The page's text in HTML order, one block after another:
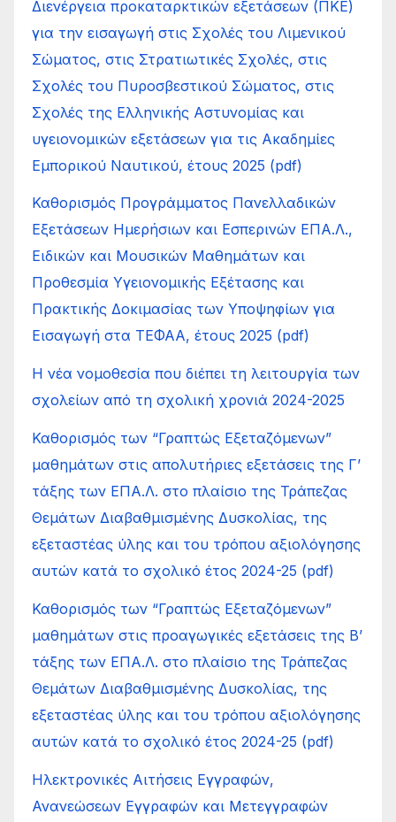
Διενέργεια προκαταρκτικών εξετάσεων (ΠΚΕ)
για την εισαγωγή στις Σχολές του Λιμενικού
Σώματος, στις Στρατιωτικές Σχολές, στις
Σχολές του Πυροσβεστικού Σώματος, στις
Σχολές της Ελληνικής Αστυνομίας και
υγειονομικών εξετάσεων για τις Ακαδημίες
Εμπορικού Ναυτικού, έτους 2025 (pdf)
Καθορισμός Προγράμματος Πανελλαδικών
Εξετάσεων Ημερήσιων και Εσπερινών ΕΠΑ.Λ.,
Ειδικών και Μουσικών Μαθημάτων και
Προθεσμία Υγειονομικής Εξέτασης και
Πρακτικής Δοκιμασίας των Υποψηφίων για
Εισαγωγή στα ΤΕΦΑΑ, έτους 2025 (pdf)
Η νέα νομοθεσία που διέπει τη λειτουργία των
σχολείων από τη σχολική χρονιά 2024-2025
Καθορισμός των “Γραπτώς Εξεταζόμενων”
μαθημάτων στις απολυτήριες εξετάσεις της Γ’
τάξης των ΕΠΑ.Λ. στο πλαίσιο της Τράπεζας
Θεμάτων Διαβαθμισμένης Δυσκολίας, της
εξεταστέας ύλης και του τρόπου αξιολόγησης
αυτών κατά το σχολικό έτος 2024-25 (pdf)
Καθορισμός των “Γραπτώς Εξεταζόμενων”
μαθημάτων στις προαγωγικές εξετάσεις της Β’
τάξης των ΕΠΑ.Λ. στο πλαίσιο της Τράπεζας
Θεμάτων Διαβαθμισμένης Δυσκολίας, της
εξεταστέας ύλης και του τρόπου αξιολόγησης
αυτών κατά το σχολικό έτος 2024-25 (pdf)
Ηλεκτρονικές Αιτήσεις Εγγραφών,
Ανανεώσεων Εγγραφών και Μετεγγραφών